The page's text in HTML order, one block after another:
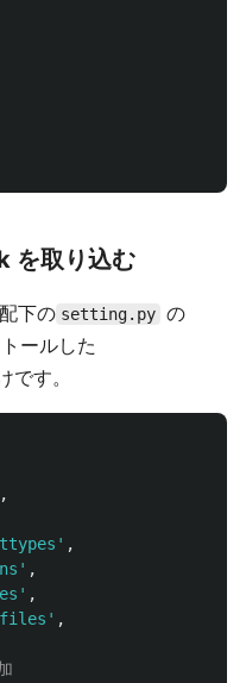
を取り込む
下の setting.py の
ールした
です。
,
' ,
' ,
' ,
' ,